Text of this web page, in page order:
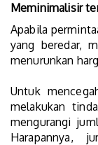
Meminimalisir
Apabila
yang beredar,
menurunkan
Untuk
melakukan
mengurangi
Harapannya,